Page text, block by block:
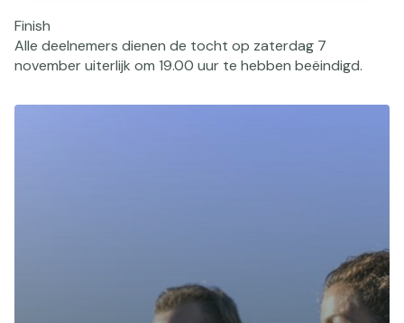
Finish
Alle deelnemers dienen de tocht op zaterdag 7
november uiterlijk om 19.00 uur te hebben beëindigd.